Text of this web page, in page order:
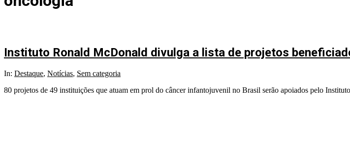
Instituto Ronald McDonald divulga a lista de projetos
In: Destaque, Notícias, Sem categoria
80 projetos de 49 instituições que atuam em prol do câncer infantojuvenil no Brasil serão apoiados pelo